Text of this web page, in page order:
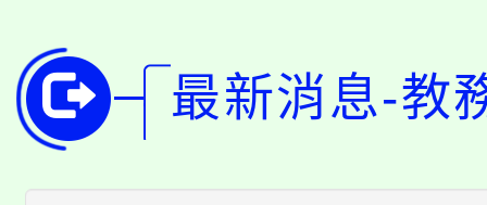
開!
115年桃園市運動會8/
田徑場及游泳池舉行。
桃園市低收入戶享有免
視費優惠，中低收入戶
大園自造教育及科技中
最新消息-教